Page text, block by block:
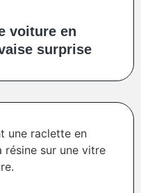
voiture en
surprise